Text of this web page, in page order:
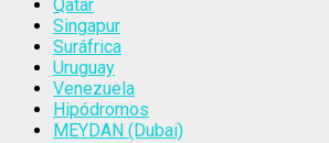
Qatar
Singapur
Suráfrica
Uruguay
Venezuela
Hipódromos
MEYDAN (Dubai)